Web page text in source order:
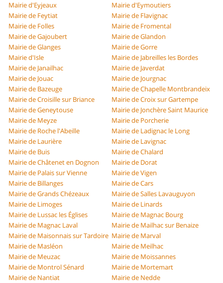
Mairie d'Eyjeaux
Mairie d'Eymoutiers
Mairie de Feytiat
Mairie de Flavignac
Mairie de Folles
Mairie de Fromental
Mairie de Gajoubert
Mairie de Glandon
Mairie de Glanges
Mairie de Gorre
Mairie d'Isle
Mairie de Jabreilles les Bordes
Mairie de Janailhac
Mairie de Javerdat
Mairie de Jouac
Mairie de Jourgnac
Mairie de Bazeuge
Mairie de Chapelle Montbrandeix
Mairie de Croisille sur Briance
Mairie de Croix sur Gartempe
Mairie de Geneytouse
Mairie de Jonchère Saint Maurice
Mairie de Meyze
Mairie de Porcherie
Mairie de Roche l'Abeille
Mairie de Ladignac le Long
Mairie de Laurière
Mairie de Lavignac
Mairie de Buis
Mairie de Chalard
Mairie de Châtenet en Dognon
Mairie de Dorat
Mairie de Palais sur Vienne
Mairie de Vigen
Mairie de Billanges
Mairie de Cars
Mairie de Grands Chézeaux
Mairie de Salles Lavauguyon
Mairie de Limoges
Mairie de Linards
Mairie de Lussac les Églises
Mairie de Magnac Bourg
Mairie de Magnac Laval
Mairie de Mailhac sur Benaize
Mairie de Maisonnais sur Tardoire Mairie de Marval
Mairie de Masléon
Mairie de Meilhac
Mairie de Meuzac
Mairie de Moissannes
Mairie de Montrol Sénard
Mairie de Mortemart
Mairie de Nantiat
Mairie de Nedde